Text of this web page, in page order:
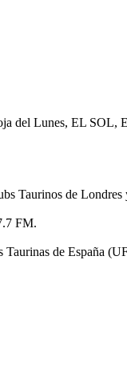
del Lunes, EL
Taurinos de
FM.
de España